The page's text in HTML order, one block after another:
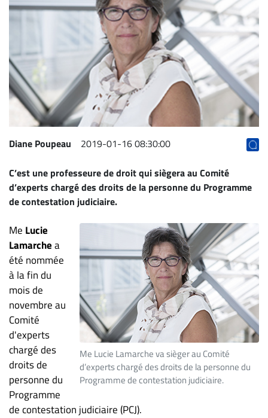
Campus
CARRIÈRE
ET
EMPLOIS
AVOCATS
JURISTES
Offres
Formation
Continue
Métiers
Scoop?
CABINETS
ET
ENTREPRISES
Espace
entreprises
entreprises
Diane Poupeau 2019-01-16 08:30:00
C’est une professeure de droit qui siègera au Comité
d’experts chargé des droits de la personne du Programme
de contestation judiciaire.
Me Lucie Lamarche va sièger au Comité
d’experts chargé des droits de la personne du
Programme de contestation judiciaire.
Me Lucie
Lamarchea
été nommée
à la fin du
mois de
novembre au
Comité
d'experts
chargé des
droits de
personne du
Programme
de contestation judiciaire (PCJ).